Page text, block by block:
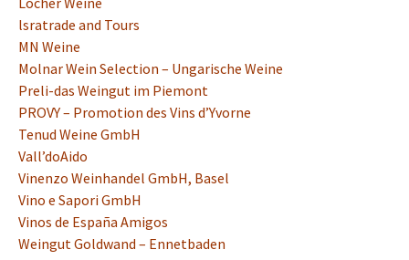
lsratrade and Tours
MN Weine
Molnar Wein Selection – Ungarische Weine
Preli-das Weingut im Piemont
PROVY – Promotion des Vins d’Yvorne
Tenud Weine GmbH
Vall’doAido
Vinenzo Weinhandel GmbH, Basel
Vino e Sapori GmbH
Vinos de España Amigos
Weingut Goldwand – Ennetbaden